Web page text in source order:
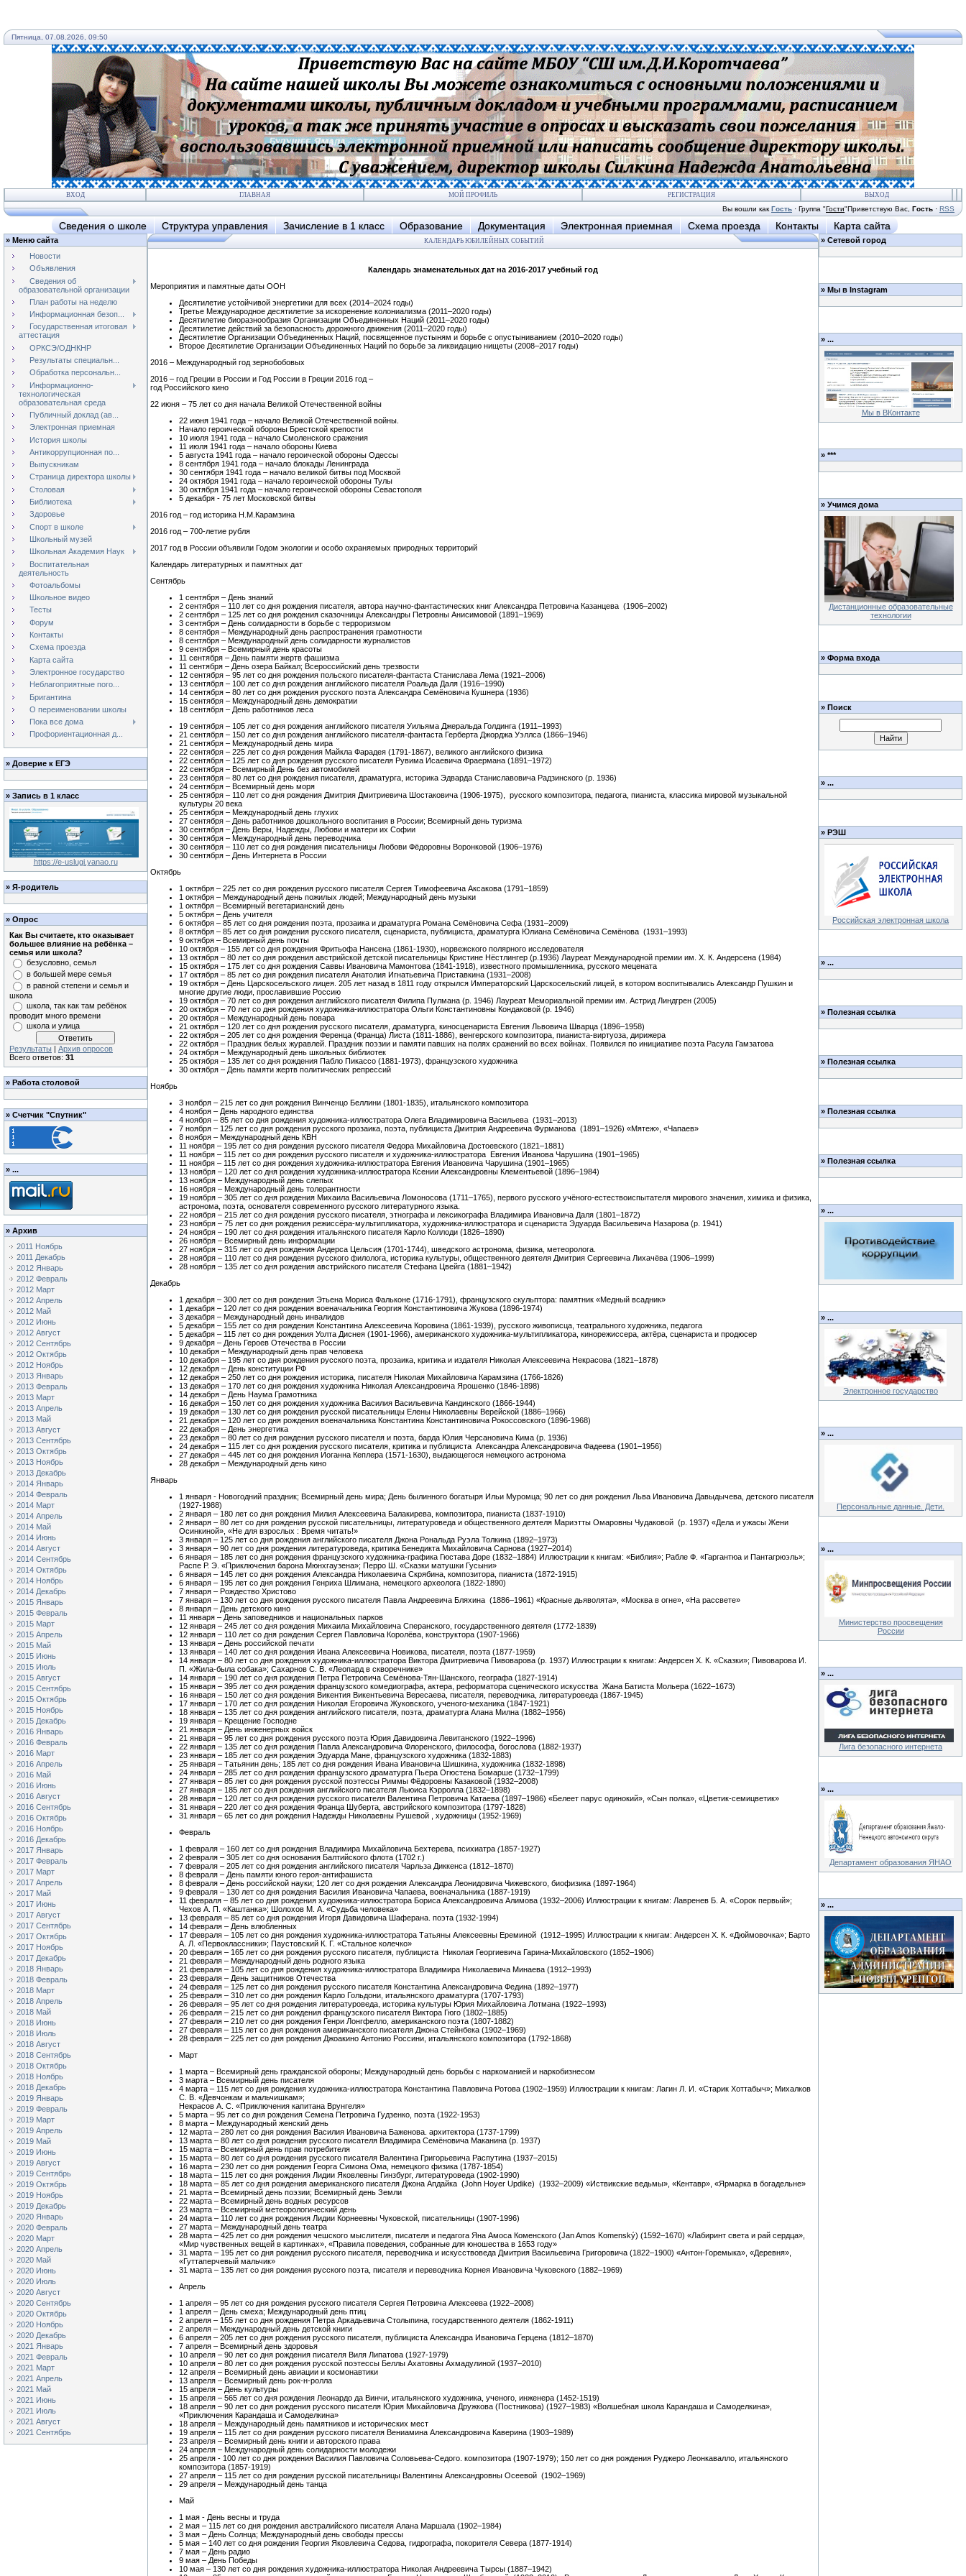
Пятница, 07.08.2026, 09:50
ВХОД ГЛАВНАЯ МОЙ ПРОФИЛЬ РЕГИСТРАЦИЯ ВЫХОД
Вы вошли как Гость · Группа "Гости"Приветствую Вас Гость · RSS
Сведения о школе Структура управления Зачисление в 1 класс Образование Документация Электронная приемная Схема проезда Контакты Карта сайта
» Меню сайта
Новости
Объявления
Сведения об
образовательной организации
План работы на неделю
Информационная безоп...
Государственная итоговая
аттестация
ОРКСЭ/ОДНКНР
Результаты специальн...
Обработка персональн...
Информационно-
технологическая
образовательная среда
Публичный доклад (ав...
Электронная приемная
История школы
Антикоррупционная по...
Выпускникам
Страница директора школы
Столовая
Библиотека
Здоровье
Спорт в школе
Школьный музей
Школьная Академия Наук
Воспитательная
деятельность
Фотоальбомы
Школьное видео
Тесты
Форум
Контакты
Схема проезда
Карта сайта
Электронное государство
Неблагоприятные пого...
Бригантина
О переименовании школы
Пока все дома
Профориентационная д...
» Доверие к ЕГЭ
» Запись в 1 класс
https://e-uslugi.yanao.ru
» Я-родитель
» Опрос
Как Вы считаете, кто оказывает
большее влияние на ребёнка –
семья или школа?
безусловно, семья
в большей мере семья
в равной степени и семья и
школа
школа, так как там ребёнок
проводит много времени
школа и улица
Результаты | Архив опросов
Всего ответов: 31
» Работа столовой
» Счетчик "Спутник"
» ...
» Архив
2011 Ноябрь
2011 Декабрь
2012 Январь
2012 Февраль
2012 Март
2012 Апрель
2012 Май
2012 Июнь
2012 Август
2012 Сентябрь
2012 Октябрь
2012 Ноябрь
2013 Январь
2013 Февраль
2013 Март
2013 Апрель
2013 Май
2013 Август
2013 Сентябрь
2013 Октябрь
2013 Ноябрь
2013 Декабрь
2014 Январь
2014 Февраль
2014 Март
2014 Апрель
2014 Май
2014 Июнь
2014 Август
2014 Сентябрь
2014 Октябрь
2014 Ноябрь
2014 Декабрь
2015 Январь
2015 Февраль
2015 Март
2015 Апрель
2015 Май
2015 Июнь
2015 Июль
2015 Август
2015 Сентябрь
2015 Октябрь
2015 Ноябрь
2015 Декабрь
2016 Январь
2016 Февраль
2016 Март
2016 Апрель
2016 Май
2016 Июнь
2016 Август
2016 Сентябрь
2016 Октябрь
2016 Ноябрь
2016 Декабрь
2017 Январь
2017 Февраль
2017 Март
2017 Апрель
2017 Май
2017 Июнь
2017 Август
2017 Сентябрь
2017 Октябрь
2017 Ноябрь
2017 Декабрь
2018 Январь
2018 Февраль
2018 Март
2018 Апрель
2018 Май
2018 Июнь
2018 Июль
2018 Август
2018 Сентябрь
2018 Октябрь
2018 Ноябрь
2018 Декабрь
2019 Январь
2019 Февраль
2019 Март
2019 Апрель
2019 Май
2019 Июнь
2019 Август
2019 Сентябрь
2019 Октябрь
2019 Ноябрь
2019 Декабрь
2020 Январь
2020 Февраль
2020 Март
2020 Апрель
2020 Май
2020 Июнь
2020 Июль
2020 Август
2020 Сентябрь
2020 Октябрь
2020 Ноябрь
2020 Декабрь
2021 Январь
2021 Февраль
2021 Март
2021 Апрель
2021 Май
2021 Июнь
2021 Июль
2021 Август
2021 Сентябрь
КАЛЕНДАРЬ ЮБИЛЕЙНЫХ СОБЫТИЙ
Календарь знаменательных дат на 2016-2017 учебный год
Мероприятия и памятные даты ООН
Десятилетие устойчивой энергетики для всех (2014–2024 годы)
Третье Международное десятилетие за искоренение колониализма (2011–2020 годы)
Десятилетие биоразнообразия Организации Объединенных Наций (2011–2020 годы)
Десятилетие действий за безопасность дорожного движения (2011–2020 годы)
Десятилетие Организации Объединенных Наций, посвященное пустыням и борьбе с опустыниванием (2010–2020 годы)
Второе Десятилетие Организации Объединенных Наций по борьбе за ликвидацию нищеты (2008–2017 годы)
2016 – Международный год зернобобовых
2016 – год Греции в России и Год России в Греции 2016 год –
год Российского кино
22 июня – 75 лет со дня начала Великой Отечественной войны
22 июня 1941 года – начало Великой Отечественной войны.
Начало героической обороны Брестской крепости
10 июля 1941 года – начало Смоленского сражения
11 июля 1941 года – начало обороны Киева
5 августа 1941 года – начало героической обороны Одессы
8 сентября 1941 года – начало блокады Ленинграда
30 сентября 1941 года – начало великой битвы под Москвой
24 октября 1941 года – начало героической обороны Тулы
30 октября 1941 года – начало героической обороны Севастополя
5 декабря - 75 лет Московской битвы
2016 год – год историка Н.М.Карамзина
2016 год – 700-летие рубля
2017 год в России объявили Годом экологии и особо охраняемых природных территорий
Календарь литературных и памятных дат
Сентябрь
1 сентября – День знаний
2 сентября – 110 лет со дня рождения писателя, автора научно-фантастических книг Александра Петровича Казанцева (1906–2002)
2 сентября – 125 лет со дня рождения сказочницы Александры Петровны Анисимовой (1891–1969)
3 сентября – День солидарности в борьбе с терроризмом
8 сентября – Международный день распространения грамотности
8 сентября – Международный день солидарности журналистов
9 сентября – Всемирный день красоты
11 сентября – День памяти жертв фашизма
11 сентября – День озера Байкал; Всероссийский день трезвости
12 сентября – 95 лет со дня рождения польского писателя-фантаста Станислава Лема (1921–2006)
13 сентября – 100 лет со дня рождения английского писателя Роальда Даля (1916–1990)
14 сентября – 80 лет со дня рождения русского поэта Александра Семёновича Кушнера (1936)
15 сентября – Международный день демократии
18 сентября – День работников леса
19 сентября – 105 лет со дня рождения английского писателя Уильяма Джеральда Голдинга (1911–1993)
21 сентября – 150 лет со дня рождения английского писателя-фантаста Герберта Джорджа Уэллса (1866–1946)
21 сентября – Международный день мира
22 сентября – 225 лет со дня рождения Майкла Фарадея (1791-1867), великого английского физика
22 сентября – 125 лет со дня рождения русского писателя Рувима Исаевича Фраермана (1891–1972)
22 сентября – Всемирный День без автомобилей
23 сентября – 80 лет со дня рождения писателя, драматурга, историка Эдварда Станиславовича Радзинского (р. 1936)
24 сентября – Всемирный день моря
25 сентября – 110 лет со дня рождения Дмитрия Дмитриевича Шостаковича (1906-1975), русского композитора, педагога, пианиста, классика мировой музыкальной
культуры 20 века
25 сентября – Международный день глухих
27 сентября – День работников дошкольного воспитания в России; Всемирный день туризма
30 сентября – День Веры, Надежды, Любови и матери их Софии
30 сентября – Международный день переводчика
30 сентября – 110 лет со дня рождения писательницы Любови Фёдоровны Воронковой (1906–1976)
30 сентября – День Интернета в России
Октябрь
1 октября – 225 лет со дня рождения русского писателя Сергея Тимофеевича Аксакова (1791–1859)
1 октября – Международный день пожилых людей; Международный день музыки
1 октября – Всемирный вегетарианский день
5 октября – День учителя
6 октября – 85 лет со дня рождения поэта, прозаика и драматурга Романа Семёновича Сефа (1931–2009)
8 октября – 85 лет со дня рождения русского писателя, сценариста, публициста, драматурга Юлиана Семёновича Семёнова (1931–1993)
9 октября – Всемирный день почты
10 октября – 155 лет со дня рождения Фритьофа Нансена (1861-1930), норвежского полярного исследователя
13 октября – 80 лет со дня рождения австрийской детской писательницы Кристине Нёстлингер (р.1936) Лауреат Международной премии им. Х. К. Андерсена (1984)
15 октября – 175 лет со дня рождения Саввы Ивановича Мамонтова (1841-1918), известного промышленника, русского мецената
17 октября – 85 лет со дня рождения писателя Анатолия Игнатьевича Приставкина (1931–2008)
19 октября – День Царскосельского лицея. 205 лет назад в 1811 году открылся Императорский Царскосельский лицей, в котором воспитывались Александр Пушкин и
многие другие люди, прославившие Россию
19 октября – 70 лет со дня рождения английского писателя Филипа Пулмана (р. 1946) Лауреат Мемориальной премии им. Астрид Линдгрен (2005)
20 октября – 70 лет со дня рождения художника-иллюстратора Ольги Константиновны Кондаковой (р. 1946)
20 октября – Международный день повара
21 октября – 120 лет со дня рождения русского писателя, драматурга, киносценариста Евгения Львовича Шварца (1896–1958)
22 октября – 205 лет со дня рождения Ференца (Франца) Листа (1811-1886), венгерского композитора, пианиста-виртуоза, дирижера
22 октября – Праздник белых журавлей. Праздник поэзии и памяти павших на полях сражений во всех войнах. Появился по инициативе поэта Расула Гамзатова
24 октября – Международный день школьных библиотек
25 октября – 135 лет со дня рождения Пабло Пикассо (1881-1973), французского художника
30 октября – День памяти жертв политических репрессий
Ноябрь
3 ноября – 215 лет со дня рождения Винченцо Беллини (1801-1835), итальянского композитора
4 ноября – День народного единства
4 ноября – 85 лет со дня рождения художника-иллюстратора Олега Владимировича Васильева (1931–2013)
7 ноября – 125 лет со дня рождения русского прозаика, поэта, публициста Дмитрия Андреевича Фурманова (1891–1926) «Мятеж», «Чапаев»
8 ноября – Международный день КВН
11 ноября – 195 лет со дня рождения русского писателя Федора Михайловича Достоевского (1821–1881)
11 ноября – 115 лет со дня рождения русского писателя и художника-иллюстратора Евгения Иванова Чарушина (1901–1965)
11 ноября – 115 лет со дня рождения художника-иллюстратора Евгения Ивановича Чарушина (1901–1965)
13 ноября – 120 лет со дня рождения художника-иллюстратора Ксении Александровны Клементьевой (1896–1984)
13 ноября – Международный день слепых
16 ноября – Международный день толерантности
19 ноября – 305 лет со дня рождения Михаила Васильевича Ломоносова (1711–1765), первого русского учёного-естествоиспытателя мирового значения, химика и физика,
астронома, поэта, основателя современного русского литературного языка.
22 ноября – 215 лет со дня рождения русского писателя, этнографа и лексикографа Владимира Ивановича Даля (1801–1872)
23 ноября – 75 лет со дня рождения режиссёра-мультипликатора, художника-иллюстратора и сценариста Эдуарда Васильевича Назарова (р. 1941)
24 ноября – 190 лет со дня рождения итальянского писателя Карло Коллоди (1826–1890)
26 ноября – Всемирный день информации
27 ноября – 315 лет со дня рождения Андерса Цельсия (1701-1744), шведского астронома, физика, метеоролога.
28 ноября – 110 лет со дня рождения русского филолога, историка культуры, общественного деятеля Дмитрия Сергеевича Лихачёва (1906–1999)
28 ноября – 135 лет со дня рождения австрийского писателя Стефана Цвейга (1881–1942)
Декабрь
1 декабря – 300 лет со дня рождения Этьена Мориса Фальконе (1716-1791), французского скульптора: памятник «Медный всадник»
1 декабря – 120 лет со дня рождения военачальника Георгия Константиновича Жукова (1896-1974)
3 декабря – Международный день инвалидов
5 декабря – 155 лет со дня рождения Константина Алексеевича Коровина (1861-1939), русского живописца, театрального художника, педагога
5 декабря – 115 лет со дня рождения Уолта Диснея (1901-1966), американского художника-мультипликатора, кинорежиссера, актёра, сценариста и продюсер
9 декабря – День Героев Отечества в России
10 декабря – Международный день прав человека
10 декабря – 195 лет со дня рождения русского поэта, прозаика, критика и издателя Николая Алексеевича Некрасова (1821–1878)
12 декабря – День конституции РФ
12 декабря – 250 лет со дня рождения историка, писателя Николая Михайловича Карамзина (1766-1826)
13 декабря – 170 лет со дня рождения художника Николая Александровича Ярошенко (1846-1898)
14 декабря – День Наума Грамотника
16 декабря – 150 лет со дня рождения художника Василия Васильевича Кандинского (1866-1944)
19 декабря – 130 лет со дня рождения русской писательницы Елены Николаевны Верейской (1886–1966)
21 декабря – 120 лет со дня рождения военачальника Константина Константиновича Рокоссовского (1896-1968)
22 декабря – День энергетика
23 декабря – 80 лет со дня рождения русского писателя и поэта, барда Юлия Черсановича Кима (р. 1936)
24 декабря – 115 лет со дня рождения русского писателя, критика и публициста Александра Александровича Фадеева (1901–1956)
27 декабря – 445 лет со дня рождения Иоганна Кеплера (1571-1630), выдающегося немецкого астронома
28 декабря – Международный день кино
Январь
1 января - Новогодний праздник; Всемирный день мира; День былинного богатыря Ильи Муромца; 90 лет со дня рождения Льва Ивановича Давыдычева, детского писателя
(1927-1988)
2 января – 180 лет со дня рождения Милия Алексеевича Балакирева, композитора, пианиста (1837-1910)
2 января – 80 лет со дня рождения русской писательницы, литературоведа и общественного деятеля Мариэтты Омаровны Чудаковой (р. 1937) «Дела и ужасы Жени
Осинкиной», «Не для взрослых : Время читать!»
3 января – 125 лет со дня рождения английского писателя Джона Рональда Руэла Толкина (1892–1973)
3 января – 90 лет со дня рождения литературоведа, критика Бенедикта Михайловича Сарнова (1927–2014)
6 января – 185 лет со дня рождения французского художника-графика Гюстава Доре (1832–1884) Иллюстрации к книгам: «Библия»; Рабле Ф. «Гаргантюа и Пантагрюэль»;
Распе Р. Э. «Приключения барона Мюнхгаузена»; Перро Ш. «Сказки матушки Гусыни»
6 января – 145 лет со дня рождения Александра Николаевича Скрябина, композитора, пианиста (1872-1915)
6 января – 195 лет со дня рождения Генриха Шлимана, немецкого археолога (1822-1890)
7 января – Рождество Христово
7 января – 130 лет со дня рождения русского писателя Павла Андреевича Бляхина (1886–1961) «Красные дьяволята», «Москва в огне», «На рассвете»
8 января – День детского кино
11 января – День заповедников и национальных парков
12 января – 245 лет со дня рождения Михаила Михайловича Сперанского, государственного деятеля (1772-1839)
12 января – 110 лет со дня рождения Сергея Павловича Королёва, конструктора (1907-1966)
13 января – День российской печати
13 января – 140 лет со дня рождения Ивана Алексеевича Новикова, писателя, поэта (1877-1959)
14 января – 80 лет со дня рождения художника-иллюстратора Виктора Дмитриевича Пивоварова (р. 1937) Иллюстрации к книгам: Андерсен Х. К. «Сказки»; Пивоварова И.
П. «Жила-была собака»; Сахарнов С. В. «Леопард в скворечнике»
14 января – 190 лет со дня рождения Петра Петровича Семёнова-Тян-Шанского, географа (1827-1914)
15 января – 395 лет со дня рождения французского комедиографа, актера, реформатора сценического искусства Жана Батиста Мольера (1622–1673)
16 января – 150 лет со дня рождения Викентия Викентьевича Вересаева, писателя, переводчика, литературоведа (1867-1945)
17 января – 170 лет со дня рождения Николая Егоровича Жуковского, ученого-механика (1847-1921)
18 января – 135 лет со дня рождения английского писателя, поэта, драматурга Алана Милна (1882–1956)
19 января – Крещение Господне
21 января – День инженерных войск
21 января – 95 лет со дня рождения русского поэта Юрия Давидовича Левитанского (1922–1996)
22 января – 135 лет со дня рождения Павла Александровича Флоренского, философа, богослова (1882-1937)
23 января – 185 лет со дня рождения Эдуарда Мане, французского художника (1832-1883)
25 января – Татьянин день; 185 лет со дня рождения Ивана Ивановича Шишкина, художника (1832-1898)
24 января – 285 лет со дня рождения французского драматурга Пьера Огюстена Бомарше (1732–1799)
27 января – 85 лет со дня рождения русской поэтессы Риммы Фёдоровны Казаковой (1932–2008)
27 января – 185 лет со дня рождения английского писателя Льюиса Кэрролла (1832–1898)
28 января – 120 лет со дня рождения русского писателя Валентина Петровича Катаева (1897–1986) «Белеет парус одинокий», «Сын полка», «Цветик-семицветик»
31 января – 220 лет со дня рождения Франца Шуберта, австрийского композитора (1797-1828)
31 января – 65 лет со дня рождения Надежды Николаевны Рушевой , художницы (1952-1969)
Февраль
1 февраля – 160 лет со дня рождения Владимира Михайловича Бехтерева, психиатра (1857-1927)
2 февраля – 305 лет со дня основания Балтийского флота (1702 г.)
7 февраля – 205 лет со дня рождения английского писателя Чарльза Диккенса (1812–1870)
8 февраля – День памяти юного героя-антифашиста
8 февраля – День российской науки; 120 лет со дня рождения Александра Леонидовича Чижевского, биофизика (1897-1964)
9 февраля – 130 лет со дня рождения Василия Ивановича Чапаева, военачальника (1887-1919)
11 февраля – 85 лет со дня рождения художника-иллюстратора Бориса Александровича Алимова (1932–2006) Иллюстрации к книгам: Лавренев Б. А. «Сорок первый»;
Чехов А. П. «Каштанка»; Шолохов М. А. «Судьба человека»
13 февраля – 85 лет со дня рождения Игоря Давидовича Шаферана. поэта (1932-1994)
14 февраля – День влюбленных
17 февраля – 105 лет со дня рождения художника-иллюстратора Татьяны Алексеевны Ереминой (1912–1995) Иллюстрации к книгам: Андерсен Х. К. «Дюймовочка»; Барто
А. Л. «Первоклассники»; Паустовский К. Г. «Стальное колечко»
20 февраля – 165 лет со дня рождения русского писателя, публициста Николая Георгиевича Гарина-Михайловского (1852–1906)
21 февраля – Международный день родного языка
21 февраля – 105 лет со дня рождения художника-иллюстратора Владимира Николаевича Минаева (1912–1993)
23 февраля – День защитников Отечества
24 февраля – 125 лет со дня рождения русского писателя Константина Александровича Федина (1892–1977)
25 февраля – 310 лет со дня рождения Карло Гольдони, итальянского драматурга (1707-1793)
26 февраля – 95 лет со дня рождения литературоведа, историка культуры Юрия Михайловича Лотмана (1922–1993)
26 февраля – 215 лет со дня рождения французского писателя Виктора Гюго (1802–1885)
27 февраля – 210 лет со дня рождения Генри Лонгфелло, американского поэта (1807-1882)
27 февраля – 115 лет со дня рождения американского писателя Джона Стейнбека (1902–1969)
28 февраля – 225 лет со дня рождения Джоакино Антонио Россини, итальянского композитора (1792-1868)
Март
1 марта – Всемирный день гражданской обороны; Международный день борьбы с наркоманией и наркобизнесом
3 марта – Всемирный день писателя
4 марта – 115 лет со дня рождения художника-иллюстратора Константина Павловича Ротова (1902–1959) Иллюстрации к книгам: Лагин Л. И. «Старик Хоттабыч»; Михалков
С. В. «Девчонкам и мальчишкам»;
Некрасов А. С. «Приключения капитана Врунгеля»
5 марта – 95 лет со дня рождения Семена Петровича Гудзенко, поэта (1922-1953)
8 марта – Международный женский день
12 марта – 280 лет со дня рождения Василия Ивановича Баженова. архитектора (1737-1799)
13 марта – 80 лет со дня рождения русского писателя Владимира Семёновича Маканина (р. 1937)
15 марта – Всемирный день прав потребителя
15 марта – 80 лет со дня рождения русского писателя Валентина Григорьевича Распутина (1937–2015)
16 марта – 230 лет со дня рождения Георга Симона Ома, немецкого физика (1787-1854)
18 марта – 115 лет со дня рождения Лидии Яковлевны Гинзбург, литературоведа (1902-1990)
18 марта – 85 лет со дня рождения американского писателя Джона Апдайка (John Hoyer Updike) (1932–2009) «Иствикские ведьмы», «Кентавр», «Ярмарка в богадельне»
21 марта – Всемирный день поэзии; Всемирный день Земли
22 марта – Всемирный день водных ресурсов
23 марта – Всемирный метеорологический день
24 марта – 110 лет со дня рождения Лидии Корнеевны Чуковской, писательницы (1907-1996)
27 марта – Международный день театра
28 марта – 425 лет со дня рождения чешского мыслителя, писателя и педагога Яна Амоса Коменского (Jan Amos Komenský) (1592–1670) «Лабиринт света и рай сердца»,
«Мир чувственных вещей в картинках», «Правила поведения, собранные для юношества в 1653 году»
31 марта – 195 лет со дня рождения русского писателя, переводчика и искусствоведа Дмитрия Васильевича Григоровича (1822–1900) «Антон-Горемыка», «Деревня»,
«Гуттаперчевый мальчик»
31 марта – 135 лет со дня рождения русского поэта, писателя и переводчика Корнея Ивановича Чуковского (1882–1969)
Апрель
1 апреля – 95 лет со дня рождения русского писателя Сергея Петровича Алексеева (1922–2008)
1 апреля – День смеха; Международный день птиц
2 апреля – 155 лет со дня рождения Петра Аркадьевича Столыпина, государственного деятеля (1862-1911)
2 апреля – Международный день детской книги
6 апреля – 205 лет со дня рождения русского писателя, публициста Александра Ивановича Герцена (1812–1870)
7 апреля – Всемирный день здоровья
10 апреля – 90 лет со дня рождения писателя Виля Липатова (1927-1979)
10 апреля – 80 лет со дня рождения русской поэтессы Беллы Ахатовны Ахмадулиной (1937–2010)
12 апреля – Всемирный день авиации и космонавтики
13 апреля – Всемирный день рок-н-ролла
15 апреля – День культуры
15 апреля – 565 лет со дня рождения Леонардо да Винчи, итальянского художника, ученого, инженера (1452-1519)
18 апреля – 90 лет со дня рождения русского писателя Юрия Михайловича Дружкова (Постникова) (1927–1983) «Волшебная школа Карандаша и Самоделкина»,
«Приключения Карандаша и Самоделкина»
18 апреля – Международный день памятников и исторических мест
19 апреля – 115 лет со дня рождения русского писателя Вениамина Александровича Каверина (1903–1989)
23 апреля – Всемирный день книги и авторского права
24 апреля – Международный день солидарности молодежи
25 апреля - 100 лет со дня рождения Василия Павловича Соловьева-Седого. композитора (1907-1979); 150 лет со дня рождения Руджеро Леонкавалло, итальянского
композитора (1857-1919)
27 апреля – 115 лет со дня рождения русской писательницы Валентины Александровны Осеевой (1902–1969)
29 апреля – Международный день танца
Май
1 мая - День весны и труда
2 мая – 115 лет со дня рождения австралийского писателя Алана Маршала (1902–1984)
3 мая – День Солнца; Международный день свободы прессы
5 мая – 140 лет со дня рождения Георгия Яковлевича Седова, гидрографа, покорителя Севера (1877-1914)
7 мая – День радио
9 мая – День Победы
10 мая – 130 лет со дня рождения художника-иллюстратора Николая Андреевича Тырсы (1887–1942)
» Сетевой город
» Мы в Instagram
» ...
Мы в ВКонтакте
» ***
» Учимся дома
Дистанционные образовательные
технологии
» Форма входа
» Поиск
» ...
» РЭШ
Российская электронная школа
» ...
» Полезная ссылка
» Полезная ссылка
» Полезная ссылка
» Полезная ссылка
» ...
» ...
Электронное государство
» ...
Персональные данные. Дети.
» ...
Министерство просвещения
России
» ...
Лига безопасного интернета
» ...
Департамент образования ЯНАО
» ...